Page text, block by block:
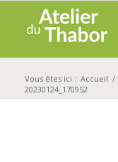
Vous êtes ici : Accueil /
20230124_170952